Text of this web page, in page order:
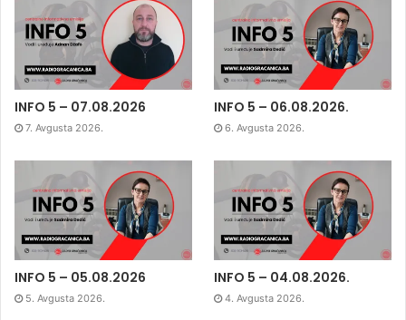
INFO 5 – 07.08.2026
7. Avgusta 2026.
INFO 5 – 06.08.2026.
6. Avgusta 2026.
INFO 5 – 05.08.2026
5. Avgusta 2026.
INFO 5 – 04.08.2026.
4. Avgusta 2026.